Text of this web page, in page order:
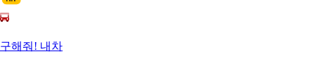
구해줘! 내차